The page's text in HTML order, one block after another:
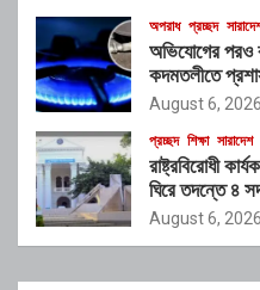
অপরাধ প্রচ্ছদ
অভিযোগের পরও
কদমতলীতে
August 6, 2026
প্রচ্ছদ শিক্ষা সারাদেশ
রাষ্ট্রবিরোধী
ঘিরে তদন্তে ৪
August 6, 2026